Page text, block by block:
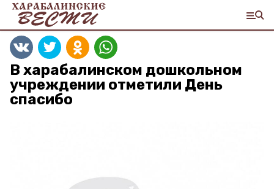
В харабалинском дошкольном
учреждении отметили День
спасибо